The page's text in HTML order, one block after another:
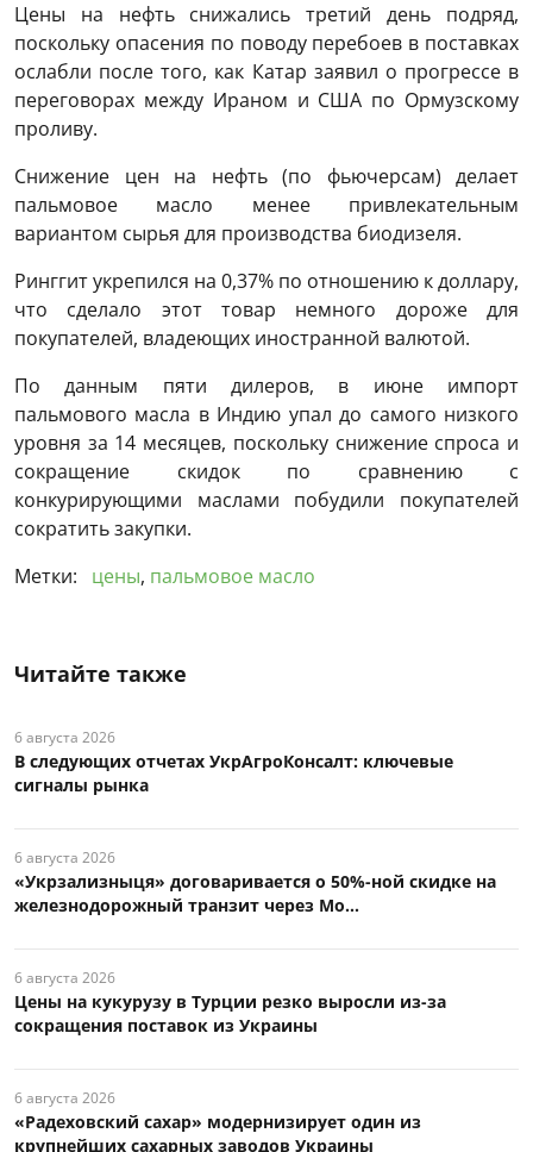
Цены на нефть снижались третий день подряд,
поскольку опасения по поводу перебоев в поставках
ослабли после того, как Катар заявил о прогрессе в
переговорах между Ираном и США по Ормузскому
проливу.
Снижение цен на нефть (по фьючерсам) делает
пальмовое масло менее привлекательным
вариантом сырья для производства биодизеля.
Ринггит укрепился на 0,37% по отношению к доллару,
что сделало этот товар немного дороже для
покупателей, владеющих иностранной валютой.
По данным пяти дилеров, в июне импорт
пальмового масла в Индию упал до самого низкого
уровня за 14 месяцев, поскольку снижение спроса и
сокращение скидок по сравнению с
конкурирующими маслами побудили покупателей
сократить закупки.
Метки:
цены, пальмовое масло
Читайте также
6 августа 2026
В следующих отчетах УкрАгроКонсалт: ключевые
сигналы рынка
6 августа 2026
«Укрзализныця» договаривается о 50%-ной скидке на
железнодорожный транзит через Мо...
6 августа 2026
Цены на кукурузу в Турции резко выросли из-за
сокращения поставок из Украины
6 августа 2026
«Радеховский сахар» модернизирует один из
крупнейших сахарных заводов Украины